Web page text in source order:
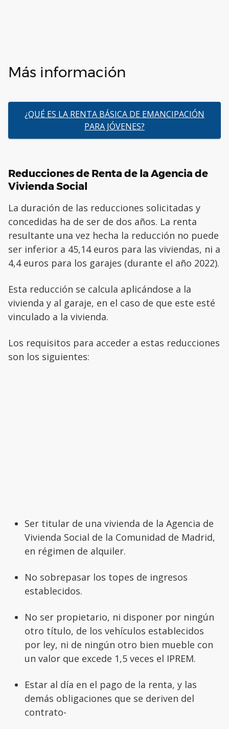
Más información
¿QUÉ ES LA RENTA BÁSICA DE EMANCIPACIÓN
PARA JÓVENES?
Reducciones de Renta de la Agencia de
Vivienda Social
La duración de las reducciones solicitadas y
concedidas ha de ser de dos años. La renta
resultante una vez hecha la reducción no puede
ser inferior a 45,14 euros para las viviendas, ni a
4,4 euros para los garajes (durante el año 2022).
Esta reducción se calcula aplicándose a la
vivienda y al garaje, en el caso de que este esté
vinculado a la vivienda.
Los requisitos para acceder a estas reducciones
son los siguientes:
Ser titular de una vivienda de la Agencia de
Vivienda Social de la Comunidad de Madrid,
en régimen de alquiler.
No sobrepasar los topes de ingresos
establecidos.
No ser propietario, ni disponer por ningún
otro título, de los vehículos establecidos
por ley, ni de ningún otro bien mueble con
un valor que excede 1,5 veces el IPREM.
Estar al día en el pago de la renta, y las
demás obligaciones que se deriven del
contrato-